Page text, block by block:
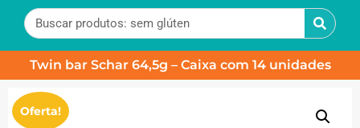
Twin bar Schar 64,5g – Caixa com 14 unidades
Oferta!